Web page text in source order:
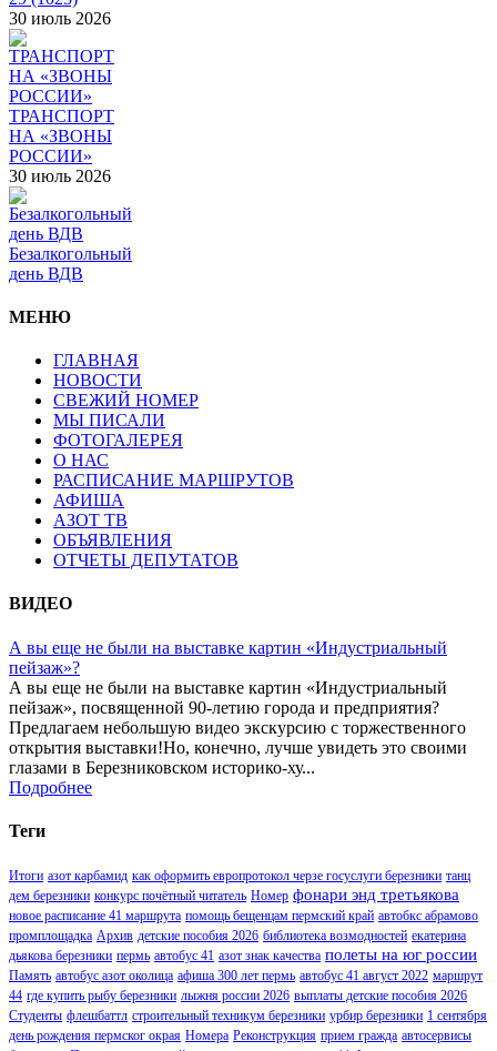
30 июль 2026
ТРАНСПОРТ
НА «ЗВОНЫ
РОССИИ»
30 июль 2026
Безалкогольный
день ВДВ
МЕНЮ
ГЛАВНАЯ
НОВОСТИ
СВЕЖИЙ НОМЕР
МЫ ПИСАЛИ
ФОТОГАЛЕРЕЯ
О НАС
РАСПИСАНИЕ МАРШРУТОВ
АФИША
АЗОТ ТВ
ОБЪЯВЛЕНИЯ
ОТЧЕТЫ ДЕПУТАТОВ
ВИДЕО
А вы еще не были на выставке картин «Индустриальный
пейзаж»?
А вы еще не были на выставке картин «Индустриальный
пейзаж», посвященной 90-летию города и предприятия?
Предлагаем небольшую видео экскурсию с торжественного
открытия выставки!Но, конечно, лучше увидеть это своими
глазами в Березниковском историко-ху...
Подробнее
Теги
Итоги азот карбамид как оформить европротокол черзе госуслуги березники танц
дем березники конкурс почётный читатель Номер фонари энд третьякова
новое расписание 41 маршрута помощь бещенцам пермский край автобкс абрамово
промплощадка Архив детские пособия 2026 библиотека возмодностей екатерина
дьякова березники пермь автобус 41 азот знак качества полеты на юг россии
Память автобус азот околица афиша 300 лет пермь автобус 41 август 2022 маршрут
44 где купить рыбу березники лыжня россии 2026 выплаты детские пособия 2026
Студенты флешбаттл строительный техникум березники урбир березники 1 сентября
день рождения пермског окрая Номера Реконструкция прием гражда автосервисы